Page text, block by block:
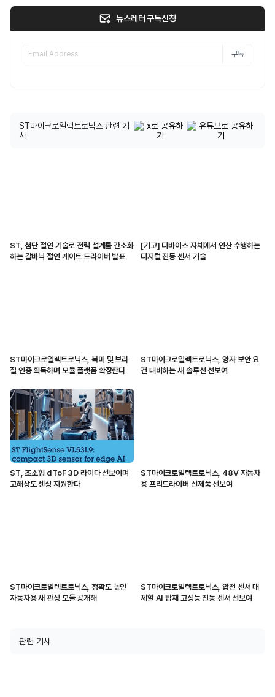
뉴스레터 구독신청
구독
ST마이크로일렉트로닉스 관련 기
사
ST, 첨단 절연 기술로 전력 설계를 간소화
하는 갈바닉 절연 게이트 드라이버 발표
[기고] 디바이스 자체에서 연산 수행하는
디지털 진동 센서 기술
ST마이크로일렉트로닉스, 북미 및 브라
질 인증 획득하며 모듈 플랫폼 확장한다
ST마이크로일렉트로닉스, 양자 보안 요
건 대비하는 새 솔루션 선보여
ST, 초소형 dToF 3D 라이다 선보이며
고해상도 센싱 지원한다
ST마이크로일렉트로닉스, 48V 자동차
용 프리드라이버 신제품 선보여
ST마이크로일렉트로닉스, 정확도 높인
자동차용 새 관성 모듈 공개해
ST마이크로일렉트로닉스, 압전 센서 대
체할 AI 탑재 고성능 진동 센서 선보여
관련 기사